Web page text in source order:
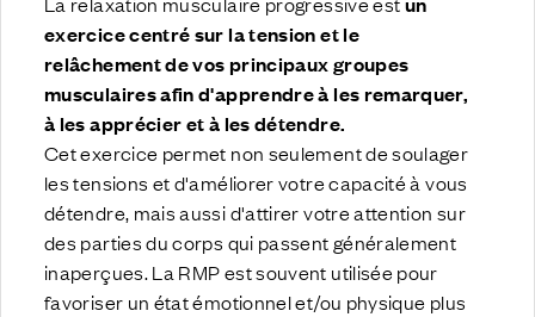
exercice centré sur la tension et le
relâchement de vos principaux groupes
musculaires afin d'apprendre à les remarquer,
à les apprécier et à les détendre.
Cet exercice permet non seulement de soulager
les tensions et d'améliorer votre capacité à vous
détendre, mais aussi d'attirer votre attention sur
des parties du corps qui passent généralement
inaperçues. La RMP est souvent utilisée pour
favoriser un état émotionnel et/ou physique plus